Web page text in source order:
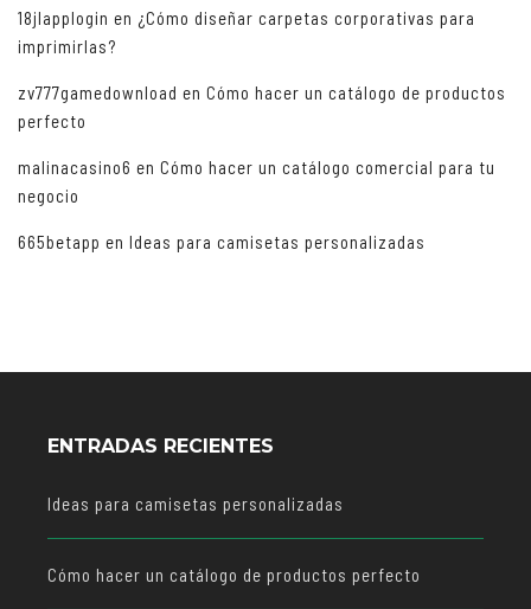
18jlapplogin en ¿Cómo diseñar carpetas corporativas para
imprimirlas?
zv777gamedownload en Cómo hacer un catálogo de productos
perfecto
malinacasino6 en Cómo hacer un catálogo comercial para tu
negocio
665betapp en Ideas para camisetas personalizadas
ENTRADAS RECIENTES
Ideas para camisetas personalizadas
Cómo hacer un catálogo de productos perfecto